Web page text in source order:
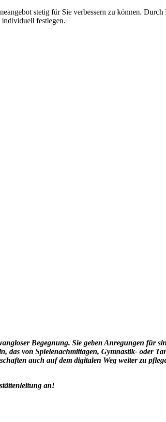
stetig für Sie verbessern zu können.
festlegen.
Begegnung. Sie geben Anregungen für
das von Spielenachmittagen, Gymnastik- oder
auch auf dem digitalen Weg weiter zu
an!